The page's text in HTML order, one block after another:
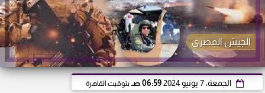
الجيش المصري
الجمعة، 7 يونيو 2024 06:59 صـ بتوقيت القاهرة